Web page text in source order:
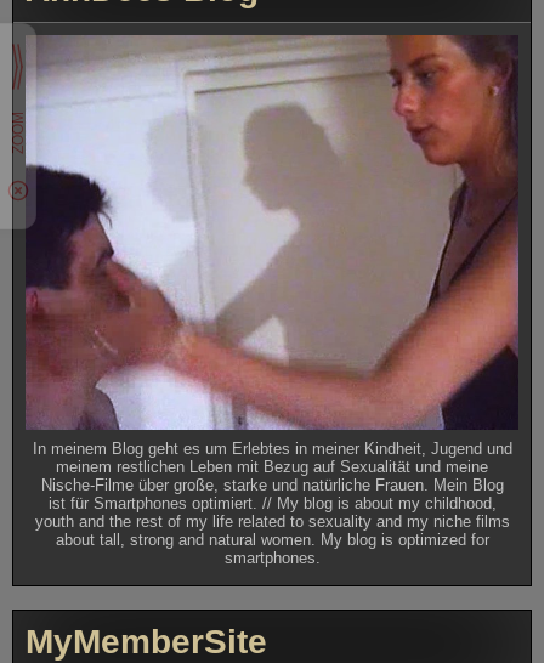
In meinem Blog geht es um Erlebtes in meiner Kindheit, Jugend und
meinem restlichen Leben mit Bezug auf Sexualität und meine
Nische-Filme über große, starke und natürliche Frauen. Mein Blog
ist für Smartphones optimiert. // My blog is about my childhood,
youth and the rest of my life related to sexuality and my niche films
about tall, strong and natural women. My blog is optimized for
smartphones.
MyMemberSite